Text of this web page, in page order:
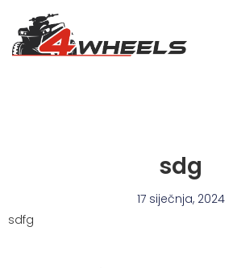
sdg
17 siječnja, 2024
sdfg